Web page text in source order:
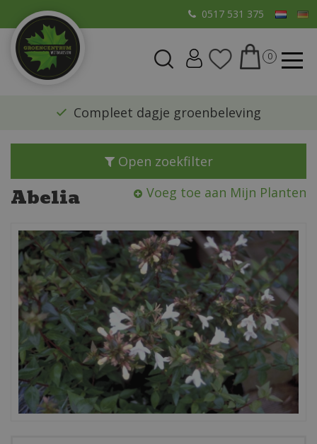
a
0517 531 375
​Compleet dagje groenbeleving
Open zoekfilter
Abelia Voeg toe aan Mijn Planten